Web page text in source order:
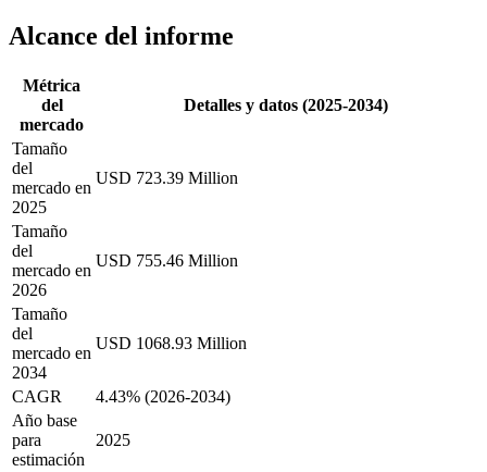
Alcance del informe
Métrica
del
mercado
Detalles y datos (2025-2034)
Tamaño
del
mercado en
2025
USD 723.39 Million
Tamaño
del
mercado en
2026
USD 755.46 Million
Tamaño
del
mercado en
2034
USD 1068.93 Million
CAGR
4.43% (2026-2034)
Año base
para
estimación
2025